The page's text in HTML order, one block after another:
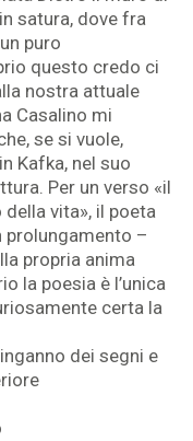
satura, dove fra
puro
questo credo ci
nostra attuale
Casalino mi
se si vuole,
Kafka, nel suo
Per un verso «il
vita», il poeta
prolungamento –
propria anima
la poesia è l’unica
certa la
dei segni e